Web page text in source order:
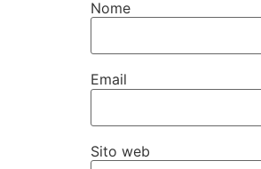
Nome
Email
Sito web